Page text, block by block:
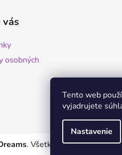
Tento web
vyjadrujete
Nastavenie
osobných
. Všetky práva vyhradené.